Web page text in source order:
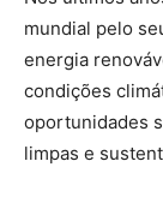
mundial pelo
energia
condições
oportunidades
limpas e